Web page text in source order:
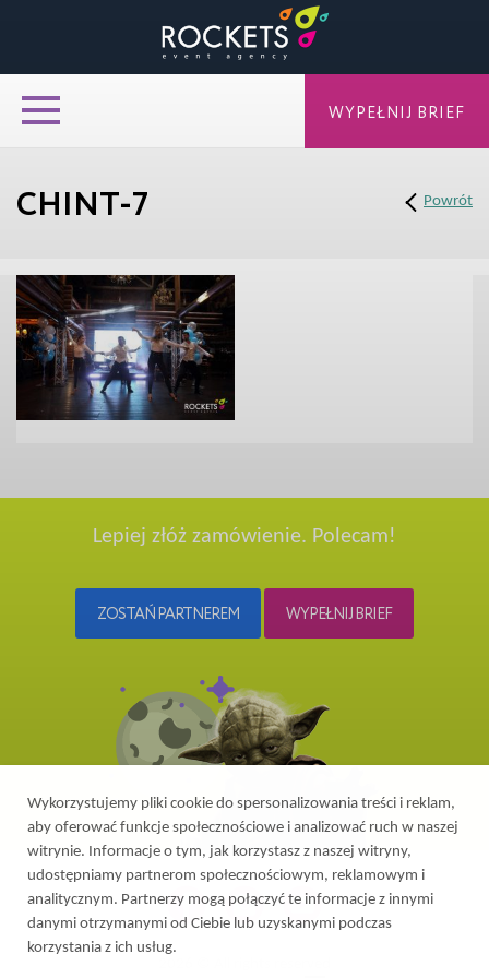
CHINT-7 Powrót
Lepiej złóż zamówienie. Polecam!
ZOSTAŃ PARTNEREM WYPEŁNIJ BRIEF
WYPEŁNIJ BRIEF
Wykorzystujemy pliki cookie do spersonalizowania treści i reklam,
aby oferować funkcje społecznościowe i analizować ruch w naszej
witrynie. Informacje o tym, jak korzystasz z naszej witryny,
udostępniamy partnerom społecznościowym, reklamowym i
analitycznym. Partnerzy mogą połączyć te informacje z innymi
danymi otrzymanymi od Ciebie lub uzyskanymi podczas
korzystania z ich usług.